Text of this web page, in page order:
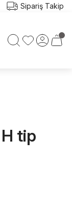
Sipariş Takip
H tip